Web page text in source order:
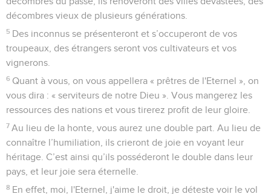
décombres vieux de plusieurs générations.
5 Des inconnus se présenteront et s’occuperont de vos
troupeaux, des étrangers seront vos cultivateurs et vos
vignerons.
6 Quant à vous, on vous appellera « prêtres de l'Eternel », on
vous dira : « serviteurs de notre Dieu ». Vous mangerez les
ressources des nations et vous tirerez profit de leur gloire.
7 Au lieu de la honte, vous aurez une double part. Au lieu de
connaître l’humiliation, ils crieront de joie en voyant leur
héritage. C’est ainsi qu’ils posséderont le double dans leur
pays, et leur joie sera éternelle.
8 En effet, moi, l'Eternel, j'aime le droit, je déteste voir le vol